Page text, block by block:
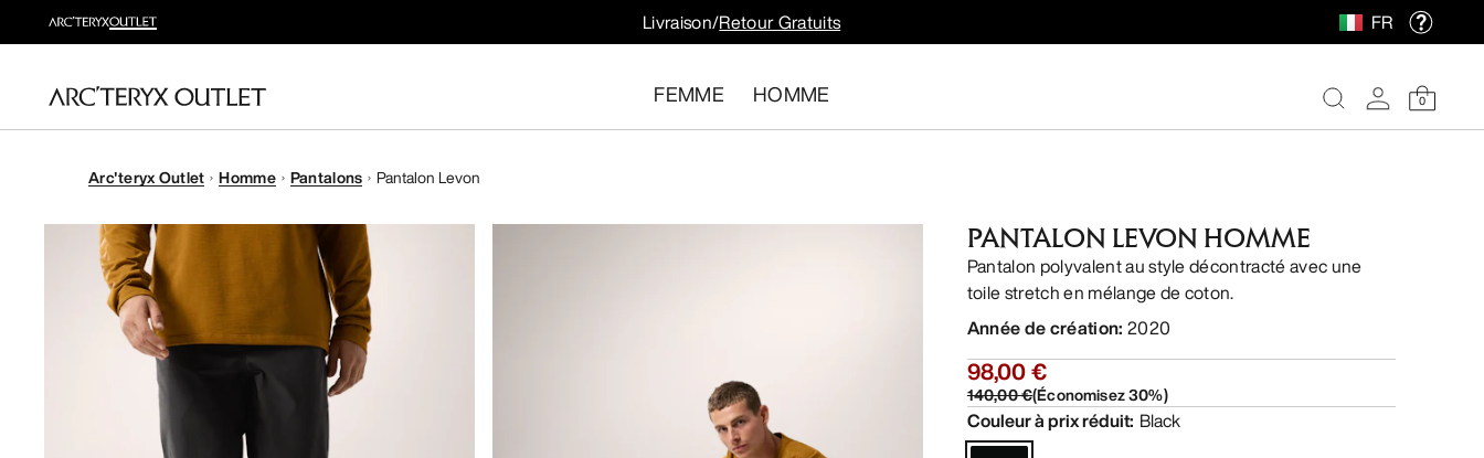
Livraison/Retour Gratuits FR
FEMME HOMME 0
Arc'teryx Outlet Homme Pantalons Pantalon Levon
PANTALON LEVON HOMME
Pantalon polyvalent au style décontracté avec une
toile stretch en mélange de coton.
Année de création: 2020
98,00 €
140,00 €(Économisez30%)
Couleur à prix réduit: Black